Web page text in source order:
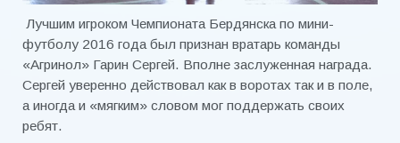
Лучшим игроком Чемпионата Бердянска по мини-
футболу 2016 года был признан вратарь команды
«Агринол» Гарин Сергей. Вполне заслуженная награда.
Сергей уверенно действовал как в воротах так и в поле,
а иногда и «мягким» словом мог поддержать своих
ребят.